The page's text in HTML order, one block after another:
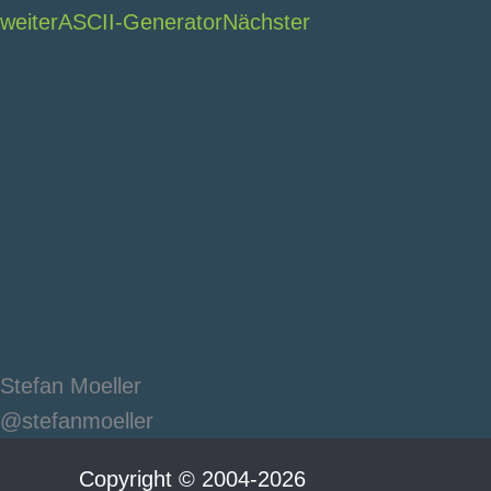
weiterASCII-GeneratorNächster
Stefan Moeller
@stefanmoeller
Copyright © 2004-2026